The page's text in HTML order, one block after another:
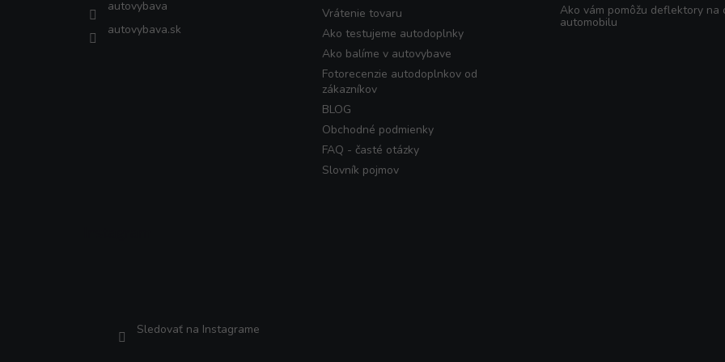
autovybava
autovybava.sk
Vrátenie tovaru
Ako testujeme autodoplnky
Ako balíme v autovybave
Fotorecenzie autodoplnkov od
zákazníkov
BLOG
Obchodné podmienky
FAQ - časté otázky
Slovník pojmov
Ako vám pomôžu deflektory na
automobilu
Sledovať na Instagrame